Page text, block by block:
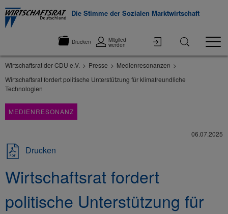
Die Stimme der Sozialen Marktwirtschaft
Drucken Mitglied
werden
Wirtschaftsrat der CDU e.V. Presse
Medienresonanzen
Wirtschaftsrat fordert politische Unterstützung für klimafreundliche
Technologien
MEDIENRESONANZ
06.07.2025
Drucken
Wirtschaftsrat fordert
politische Unterstützung für